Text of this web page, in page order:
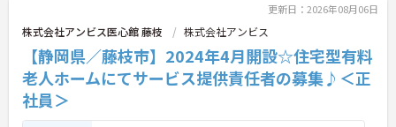
更新日：2026年08月06日
株式会社アンビス医心館 藤枝 株式会社アンビス
【静岡県／藤枝市】2024年4月開設☆住宅型有料
老人ホームにてサービス提供責任者の募集♪＜正
社員＞